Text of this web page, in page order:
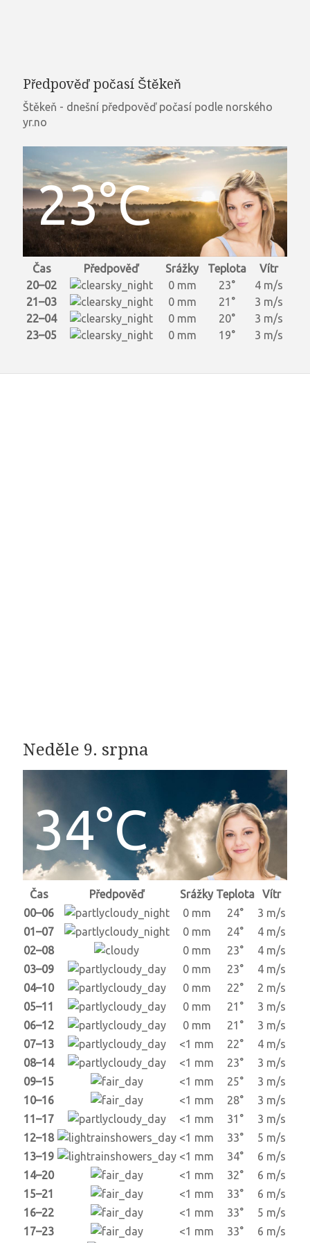
Předpověď počasí Štěkeň
Štěkeň - dnešní předpověď počasí podle norského
yr.no
23°C
Čas Předpověď Srážky Teplota
Vítr
20–02
0 mm 23°
4 m/s
21–03
0 mm 21°
3 m/s
22–04
0 mm 20°
3 m/s
23–05
0 mm 19° 3 m/s
Neděle 9. srpna
34°C
Čas Předpověď Srážky Teplota
Vítr
00–06
0 mm 24°
3 m/s
01–07
0 mm 24°
4 m/s
02–08
0 mm 23°
4 m/s
03–09
0 mm 23°
4 m/s
04–10
0 mm 22°
2 m/s
05–11
0 mm 21°
3 m/s
06–12
0 mm 21°
3 m/s
07–13
<1 mm 22°
4 m/s
08–14
<1 mm 23°
3 m/s
09–15
<1 mm 25°
3 m/s
10–16
<1 mm 28°
3 m/s
11–17
<1 mm 31°
3 m/s
12–18
<1 mm 33°
5 m/s
13–19
<1 mm 34°
6 m/s
14–20
<1 mm 32°
6 m/s
15–21
<1 mm 33°
6 m/s
16–22
<1 mm 33°
5 m/s
17–23
<1 mm 33° 6 m/s